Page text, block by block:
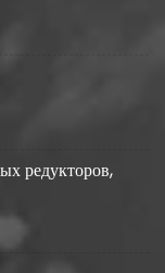
редукторов,